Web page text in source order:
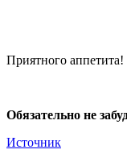
Приятного аппетита!
Обязательно не
Источник